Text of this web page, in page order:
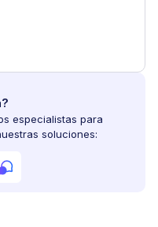
especialistas para
soluciones: